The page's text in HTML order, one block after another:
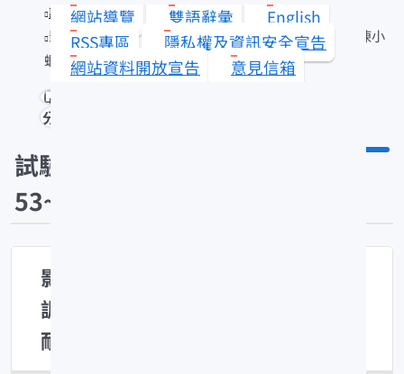
網站導覽 雙語辭彙
English
RSS專區
隱私權及資訊安全宣告
網站資料開放宣告
意見信箱
試驗報告(1953~1991)
影響冷凍水產加工品品質技術原因之調查研究(Ⅰ) 冷凍小
蝦溫度時間品質耐性之研究
分享
試驗報告(19
53~1991)
影響冷凍水產加工品品質技術原因之
調查研究(Ⅰ) 冷凍小蝦溫度時間品質
耐性之研究